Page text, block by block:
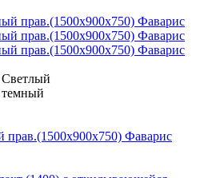
прав.(1500х900х750) Фаварис